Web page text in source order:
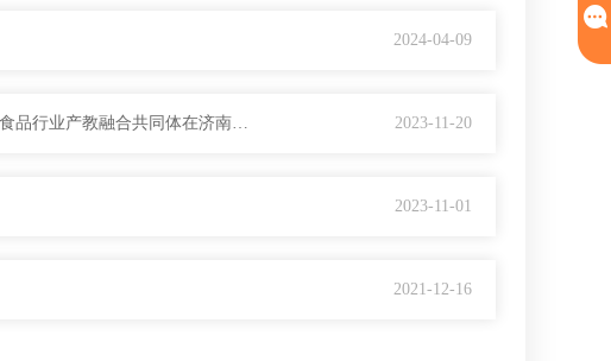
2024-04-09
2023-11-20
开启推动农产食品行业和职业教育高质量融合发展的新征程——全国农产食品行业产教融合共同体在济南成立
2023-11-01
2021-12-16